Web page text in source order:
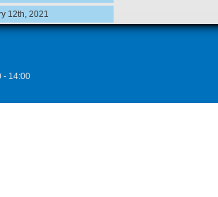
12th, 2021
- 14:00